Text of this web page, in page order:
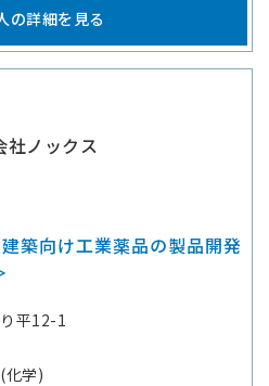
の詳細を見る
社ノックス
築向け工業薬品の製品開発
平12-1
化学)